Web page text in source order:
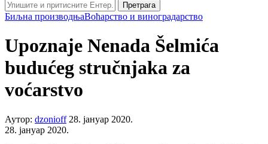
Претрага
Биљна производњаВоћарство и виноградарство
Upoznaje Nenada Šelmića
budućeg stručnjaka za
voćarstvo
Аутор: dzonioff 28. јануар 2020.
28. јануар 2020.